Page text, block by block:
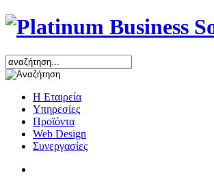
Η Εταιρεία
Υπηρεσίες
Προϊόντα
Web Design
Συνεργασίες